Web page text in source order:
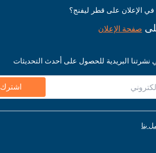
الإعلان على قطر ليفنج؟
صفحة الإعلان
البريدية للحصول على أحدث التحديثات
اشترك
بنا